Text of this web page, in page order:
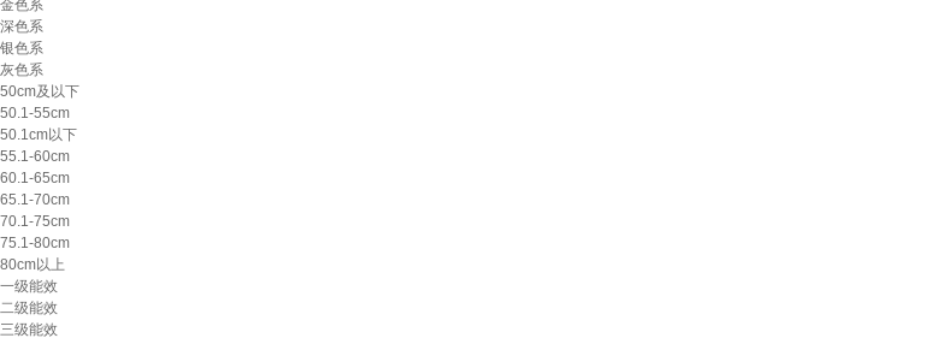
金色系
深色系
银色系
灰色系
50cm及以下
50.1-55cm
50.1cm以下
55.1-60cm
60.1-65cm
65.1-70cm
70.1-75cm
75.1-80cm
80cm以上
一级能效
二级能效
三级能效